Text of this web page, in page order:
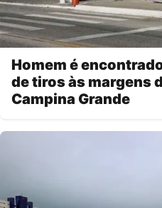
Homem é
de tiros às margens
Campina Grande